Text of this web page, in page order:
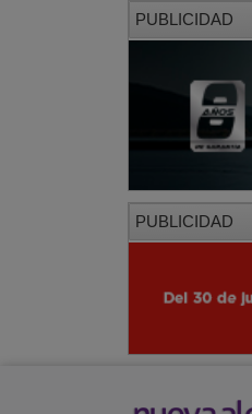
PUBLICIDAD
PUBLICIDAD